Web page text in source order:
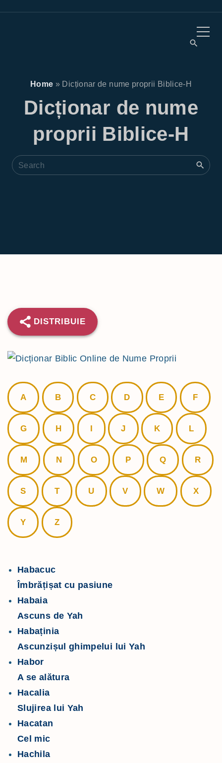
Home » Dicționar de nume proprii Biblice-H
Dicționar de nume
proprii Biblice-H
DISTRIBUIE
A B C D E F
G H I J K L
M N O P Q R
S T U V W X
Y Z
Habacuc
Îmbrățișat cu pasiune
Habaia
Ascuns de Yah
Habaținia
Ascunzișul ghimpelui lui Yah
Habor
A se alătura
Hacalia
Slujirea lui Yah
Hacatan
Cel mic
Hachila